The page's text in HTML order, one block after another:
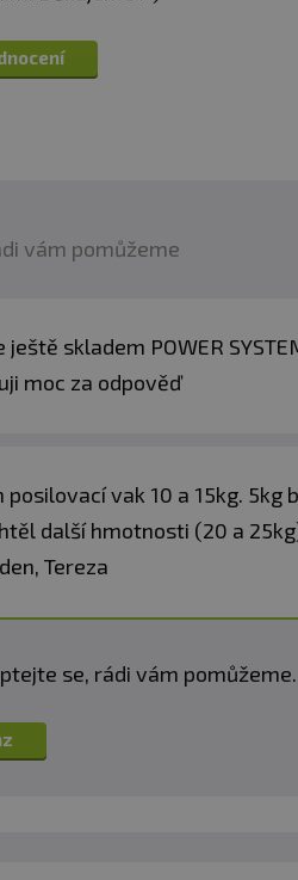
vám pomůžeme
skladem POWER SYSTEM
moc za odpověď
vak 10 a 15kg. 5kg
další hmotnosti (20 a
Tereza
se, rádi vám pomůžeme.